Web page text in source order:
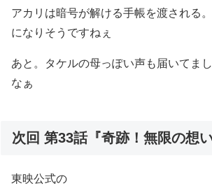
アカリは暗号が解ける手帳を渡される
になりそうですねぇ
あと。タケルの母っぽい声も届いてま
なぁ
次回 第33話『奇跡！無限の想い
東映公式の